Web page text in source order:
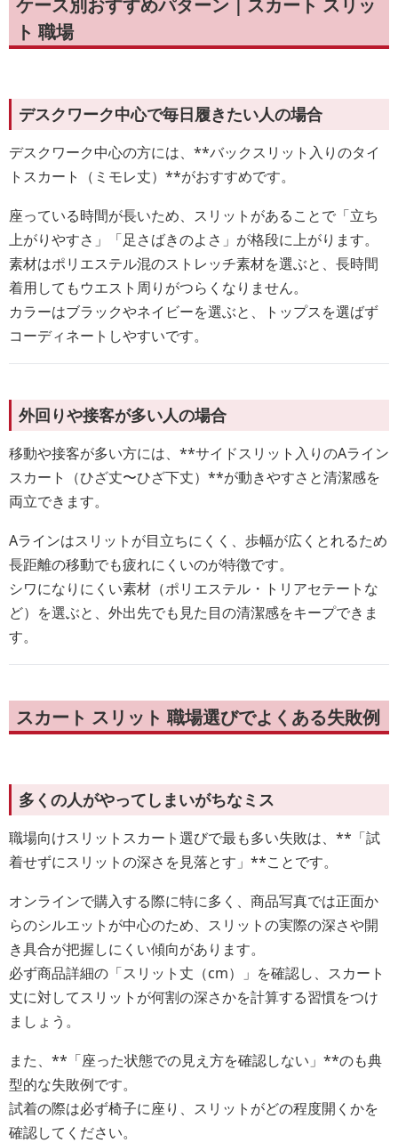
ケース別おすすめパターン｜スカート スリッ
ト 職場
デスクワーク中心で毎日履きたい人の場合
デスクワーク中心の方には、**バックスリット入りのタイ
トスカート（ミモレ丈）**がおすすめです。
座っている時間が長いため、スリットがあることで「立ち
上がりやすさ」「足さばきのよさ」が格段に上がります。
素材はポリエステル混のストレッチ素材を選ぶと、長時間
着用してもウエスト周りがつらくなりません。
カラーはブラックやネイビーを選ぶと、トップスを選ばず
コーディネートしやすいです。
外回りや接客が多い人の場合
移動や接客が多い方には、**サイドスリット入りのAライン
スカート（ひざ丈〜ひざ下丈）**が動きやすさと清潔感を
両立できます。
Aラインはスリットが目立ちにくく、歩幅が広くとれるため
長距離の移動でも疲れにくいのが特徴です。
シワになりにくい素材（ポリエステル・トリアセテートな
ど）を選ぶと、外出先でも見た目の清潔感をキープできま
す。
スカート スリット 職場選びでよくある失敗例
多くの人がやってしまいがちなミス
職場向けスリットスカート選びで最も多い失敗は、**「試
着せずにスリットの深さを見落とす」**ことです。
オンラインで購入する際に特に多く、商品写真では正面か
らのシルエットが中心のため、スリットの実際の深さや開
き具合が把握しにくい傾向があります。
必ず商品詳細の「スリット丈（cm）」を確認し、スカート
丈に対してスリットが何割の深さかを計算する習慣をつけ
ましょう。
また、**「座った状態での見え方を確認しない」**のも典
型的な失敗例です。
試着の際は必ず椅子に座り、スリットがどの程度開くかを
確認してください。